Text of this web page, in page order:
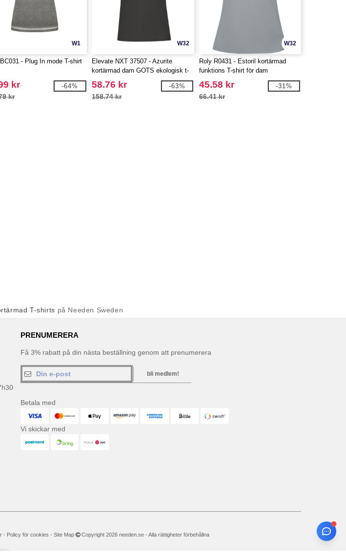
W1
- Plug In mode T-shirt
kr
kr
-64%
W32
Elevate NXT 37507 - Azurite
kortärmad dam GOTS ekologisk t-
shirt
58.76 kr
158.74 kr
-63%
W32
Roly R0431 - Estoril kortärmad
funktions T-shirt för dam
45.58 kr
66.41 kr
-31%
T-shirts på Needen Sweden
PRENUMERERA
Få 3% rabatt på din nästa beställning genom att prenumerera
bli medlem!
Betala med
Vi skickar med
- Policy för cookies - Site Map Copyright 2026 needen.se - Alla rättigheter förbehållna